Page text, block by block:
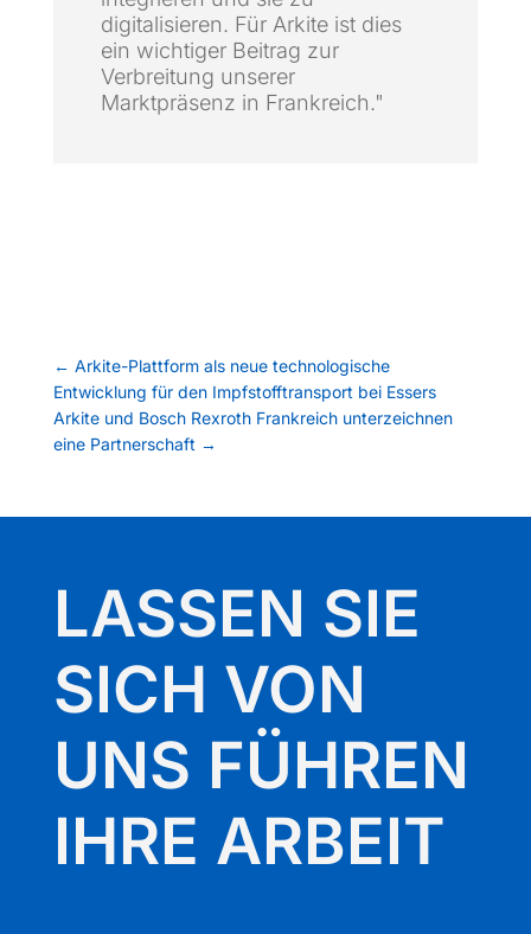
digitalisieren. Für Arkite ist dies
ein wichtiger Beitrag zur
Verbreitung unserer
Marktpräsenz in Frankreich."
← Arkite-Plattform als neue technologische
Entwicklung für den Impfstofftransport bei Essers
Arkite und Bosch Rexroth Frankreich unterzeichnen
eine Partnerschaft →
LASSEN SIE
SICH VON
UNS FÜHREN
IHRE ARBEIT